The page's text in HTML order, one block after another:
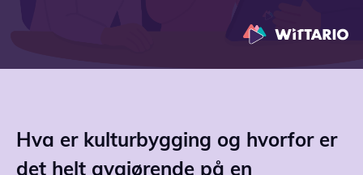
Hva er kulturbygging og hvorfor er
det helt avgjørende på en